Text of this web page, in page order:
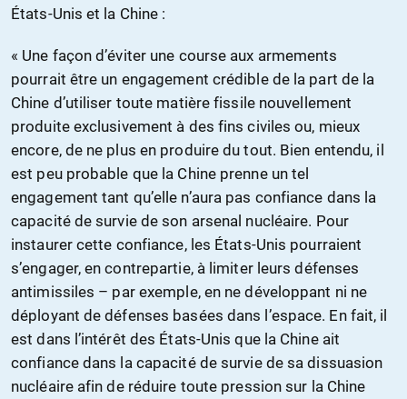
États-Unis et la Chine :
« Une façon d’éviter une course aux armements
pourrait être un engagement crédible de la part de la
Chine d’utiliser toute matière fissile nouvellement
produite exclusivement à des fins civiles ou, mieux
encore, de ne plus en produire du tout. Bien entendu, il
est peu probable que la Chine prenne un tel
engagement tant qu’elle n’aura pas confiance dans la
capacité de survie de son arsenal nucléaire. Pour
instaurer cette confiance, les États-Unis pourraient
s’engager, en contrepartie, à limiter leurs défenses
antimissiles – par exemple, en ne développant ni ne
déployant de défenses basées dans l’espace. En fait, il
est dans l’intérêt des États-Unis que la Chine ait
confiance dans la capacité de survie de sa dissuasion
nucléaire afin de réduire toute pression sur la Chine